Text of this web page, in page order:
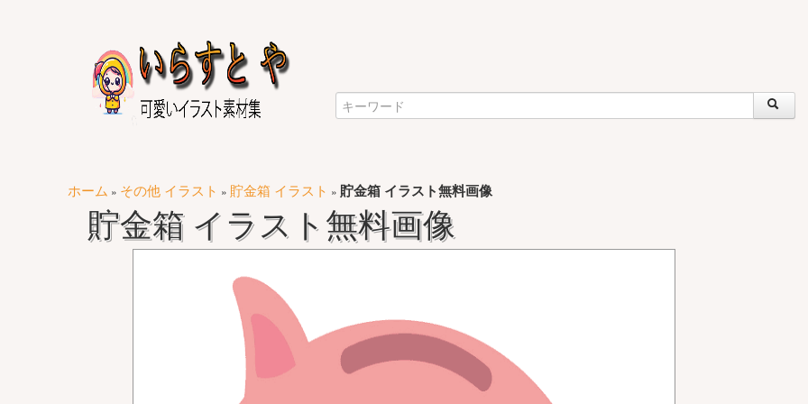
ホーム » その他 イラスト » 貯金箱 イラスト » 貯金箱 イラスト無料画像
貯金箱 イラスト無料画像